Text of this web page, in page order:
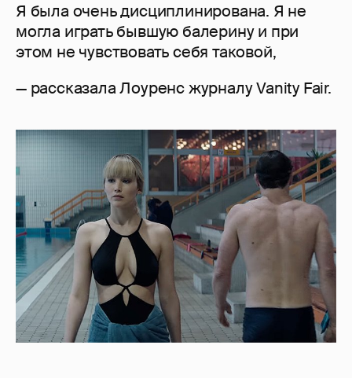
Я была очень дисциплинирована. Я не
могла играть бывшую балерину и при
этом не чувствовать себя таковой,
— рассказала Лоуренс журналу Vanity Fair.